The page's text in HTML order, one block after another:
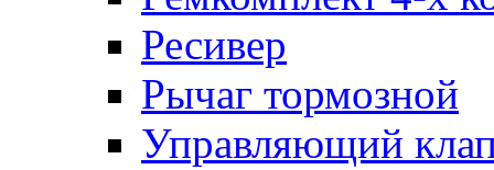
Ресивер
Рычаг тормозной
Управляющий